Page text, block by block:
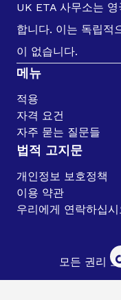
UK ETA 사무소는
합니다. 이는 독립적
이 없습니다.
메뉴
적용
자격 요건
자주 묻는 질문들
법적 고지문
개인정보 보호정책
이용 약관
우리에게 연락하십시
모든 권리